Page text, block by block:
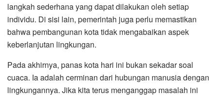
langkah sederhana yang dapat dilakukan oleh setiap
individu. Di sisi lain, pemerintah juga perlu memastikan
bahwa pembangunan kota tidak mengabaikan aspek
keberlanjutan lingkungan.
Pada akhirnya, panas kota hari ini bukan sekadar soal
cuaca. Ia adalah cerminan dari hubungan manusia dengan
lingkungannya. Jika kita terus menganggap masalah ini